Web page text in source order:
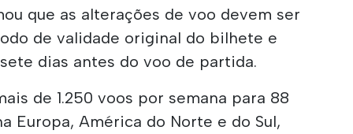
que as alterações de voo devem ser
de validade original do bilhete e
dias antes do voo de partida.
de 1.250 voos por semana para 88
Europa, América do Norte e do Sul,